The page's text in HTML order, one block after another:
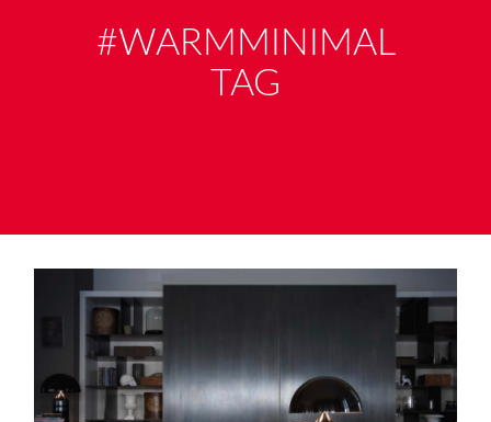
#WARMMINIMAL
TAG